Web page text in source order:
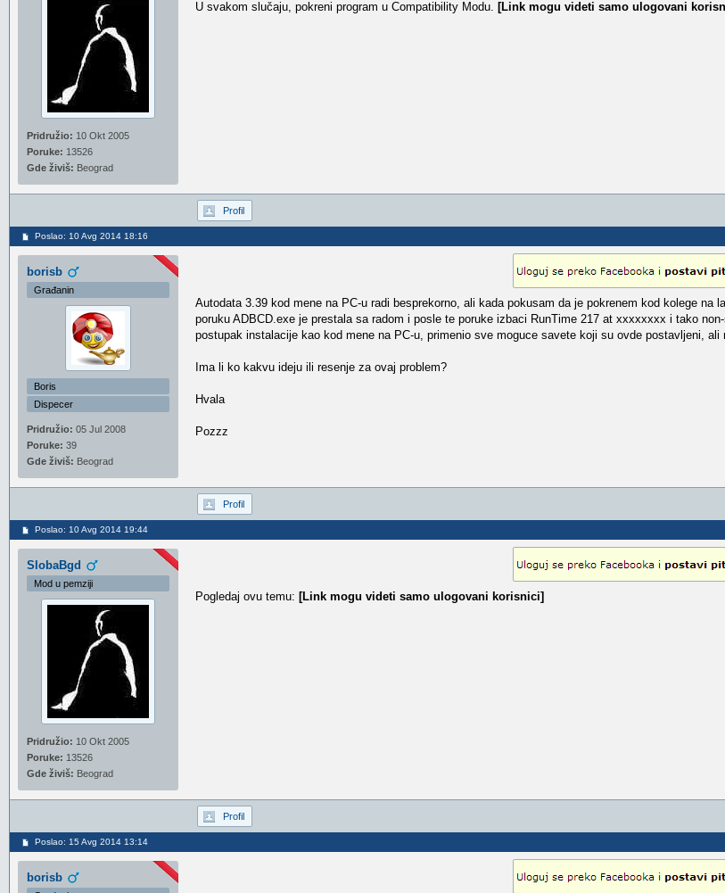
Pridružio: 10 Okt 2005
Poruke: 13526
Gde živiš: Beograd
U svakom slučaju, pokreni program u Compatibility Modu. [Link mogu videti samo ulogovani
Profil
Poslao: 10 Avg 2014 18:16
borisb
Građanin
Boris
Dispecer
Pridružio: 05 Jul 2008
Poruke: 39
Gde živiš: Beograd
Autodata 3.39 kod mene na PC-u radi besprekorno, ali kada pokusam da je pokrenem kod kolege na
poruku ADBCD.exe je prestala sa radom i posle te poruke izbaci RunTime 217 at xxxxxxxx i tako
postupak instalacije kao kod mene na PC-u, primenio sve moguce savete koji su ovde postavljeni, ali
Ima li ko kakvu ideju ili resenje za ovaj problem?
Hvala
Pozzz
Profil
Poslao: 10 Avg 2014 19:44
SlobaBgd
Mod u pemziji
Pridružio: 10 Okt 2005
Poruke: 13526
Gde živiš: Beograd
Pogledaj ovu temu: [Link mogu videti samo ulogovani korisnici]
Profil
Poslao: 15 Avg 2014 13:14
borisb